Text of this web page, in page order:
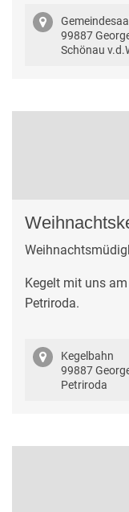
Gemeindesaal
99887
Schönau
Kegelt mit uns
Petriroda.
Kegelbahn
99887
Petriroda